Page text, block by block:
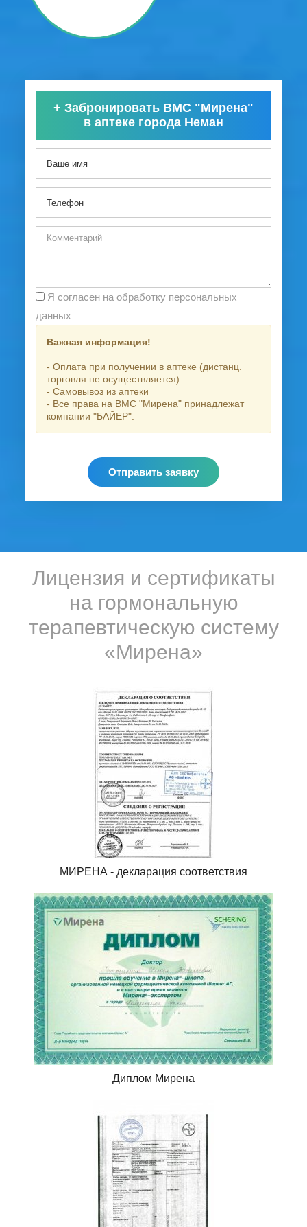
+ Забронировать ВМС "Мирена"
в аптеке города Неман
данных
Важная информация!
- Оплата при получении в аптеке (дистанц.
торговля не осуществляется)
- Самовывоз из аптеки
- Все права на ВМС "Мирена" принадлежат
компании "БАЙЕР".
Отправить заявку
Лицензия и сертификаты
на гормональную
терапевтическую систему
«Мирена»
МИРЕНА - декларация соответствия
Диплом Мирена